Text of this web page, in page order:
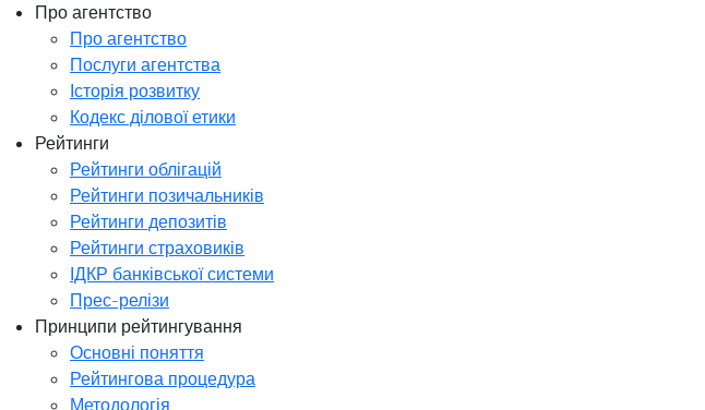
Про агентство
Про агентство
Послуги агентства
Історія розвитку
Кодекс ділової етики
Рейтинги
Рейтинги облігацій
Рейтинги позичальників
Рейтинги депозитів
Рейтинги страховиків
ІДКР банківської системи
Прес-релізи
Принципи рейтингування
Основні поняття
Рейтингова процедура
Методологія